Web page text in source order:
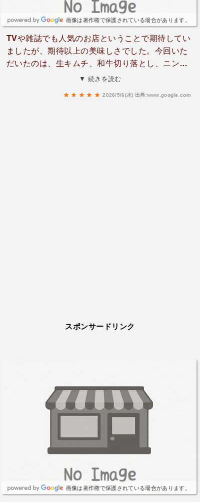
一枚一枚の満足感がちゃんとある。脂の甘みと赤
身のバランスが絶妙で、ご飯もお酒も止まらない
🍚ニンニクまみれロースは完全に背徳グルメ。
熱々の鉄板の上でジュワッと広がるガーリックの
香りが反則級。パンチは強いけど、和牛の旨みを
ちゃんと引き立てていてクセになる味。ホルモン
ミックスはぷりっぷり。噛むたび脂の甘みがあふ
れて、香ばしい焼き目との相性が最高。締めの石
画像は著作権で保護されている場合があります。
TVや雑誌でも人気のお店ということで期待してい
ましたが、期待以上の美味しさでした。​今回いた
だいたのは、生キムチ、和牛切り落とし、ニンニ
クまみれロース、ホルモンミックス、そして名物
▼ 続きを読む
2026/5/6(水) 出典:www.google.com
スポンサードリンク
画像は著作権で保護されている場合があります。